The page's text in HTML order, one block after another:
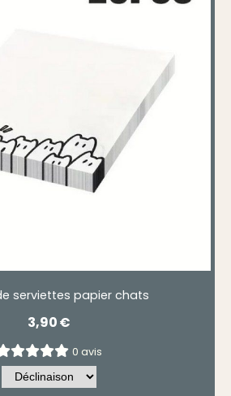
serviettes papier chats
3,90€
0 avis